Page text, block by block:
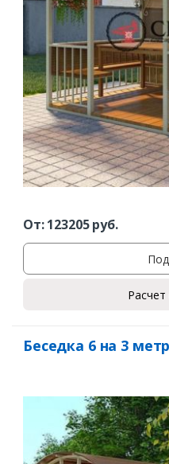
От:123205руб.
Беседка 6 на 3